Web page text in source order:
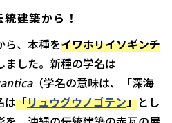
建築から！
ら、本種をイワホリイソギンチ
ました。新種の学名は
（学名の意味は、「深海
は「リュウグウノゴテン」とし